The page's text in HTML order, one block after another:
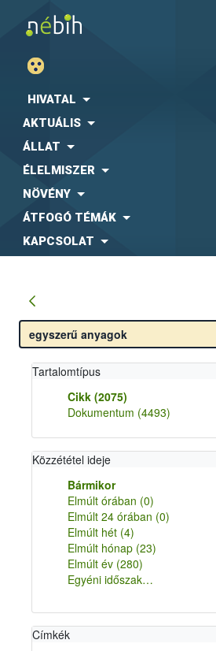
HIVATAL
AKTUÁLIS
ÁLLAT
ÉLELMISZER
NÖVÉNY
ÁTFOGÓ TÉMÁK
KAPCSOLAT
Tartalomtípus
Cikk (2075)
Dokumentum (4493)
Közzététel ideje
Bármikor
Elmúlt órában (0)
Elmúlt 24 órában (0)
Elmúlt hét (4)
Elmúlt hónap (23)
Elmúlt év (280)
Egyéni időszak…
Címkék